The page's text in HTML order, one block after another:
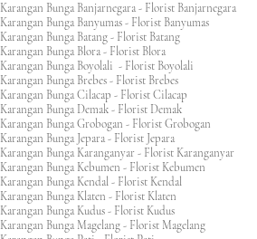
Bunga Banjarnegara - Florist Banjarnegara
Bunga Banyumas - Florist Banyumas
Bunga Batang - Florist Batang
Bunga Blora - Florist Blora
Bunga Boyolali - Florist Boyolali
Bunga Brebes - Florist Brebes
Bunga Cilacap - Florist Cilacap
Bunga Demak - Florist Demak
Bunga Grobogan - Florist Grobogan
Bunga Jepara - Florist Jepara
Bunga Karanganyar - Florist Karanganyar
Bunga Kebumen - Florist Kebumen
Bunga Kendal - Florist Kendal
Bunga Klaten - Florist Klaten
Bunga Kudus - Florist Kudus
Bunga Magelang - Florist Magelang